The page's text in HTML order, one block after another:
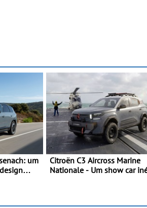
um
Citroën C3 Aircross Marine
Nationale - Um show car